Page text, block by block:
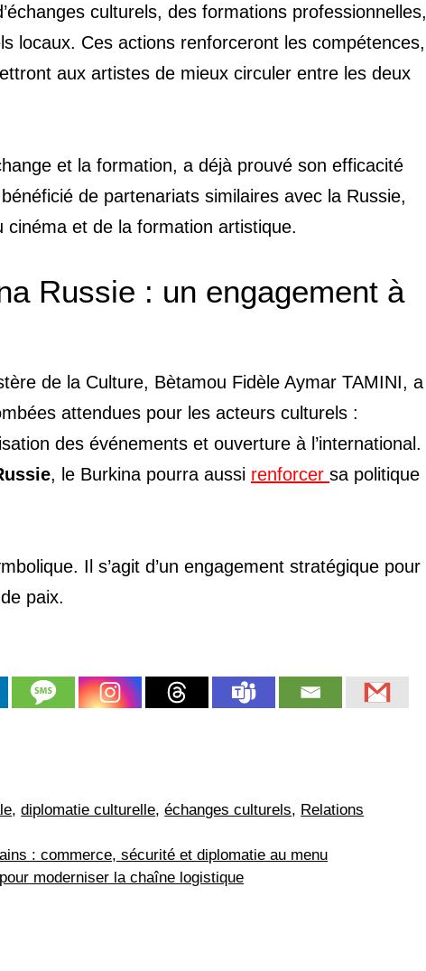
culturels, des formations professionnelles,
locaux. Ces actions renforceront les compétences,
aux artistes de mieux circuler entre les deux
et la formation, a déjà prouvé son efficacité
de partenariats similaires avec la Russie,
et de la formation artistique.
Russie : un engagement à
de la Culture, Bètamou Fidèle Aymar TAMINI, a
attendues pour les acteurs culturels :
des événements et ouverture à l’international.
, le Burkina pourra aussi renforcer sa politique
Il s’agit d’un engagement stratégique pour
paix.
,diplomatie culturelle,échanges culturels, Relations
: commerce, sécurité et diplomatie au menu
moderniser la chaîne logistique